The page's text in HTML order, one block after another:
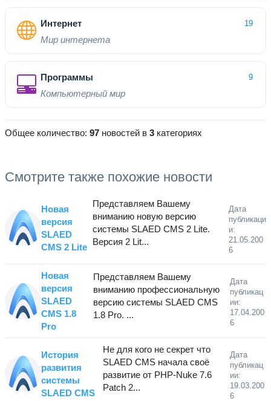
Интернет 19
Мир интернета
Программы 9
Компьютерный мир
Общее количество: 97 новостей в 3 категориях
Смотрите также похожие новости
Новая
версия
SLAED
CMS 2 Lite
Представляем Вашему
вниманию новую версию
системы SLAED CMS 2 Lite.
Версия 2 Lit...
Дата
публикаци
и:
21.05.200
6
Новая
версия
SLAED
CMS 1.8
Pro
Представляем Вашему
вниманию профессиональную
версию системы SLAED CMS
1.8 Pro. ...
Дата
публикац
ии:
17.04.200
6
История
развития
системы
SLAED CMS
Не для кого не секрет что
SLAED CMS начала своё
развитие от PHP-Nuke 7.6
Patch 2...
Дата
публикац
ии:
19.03.200
6